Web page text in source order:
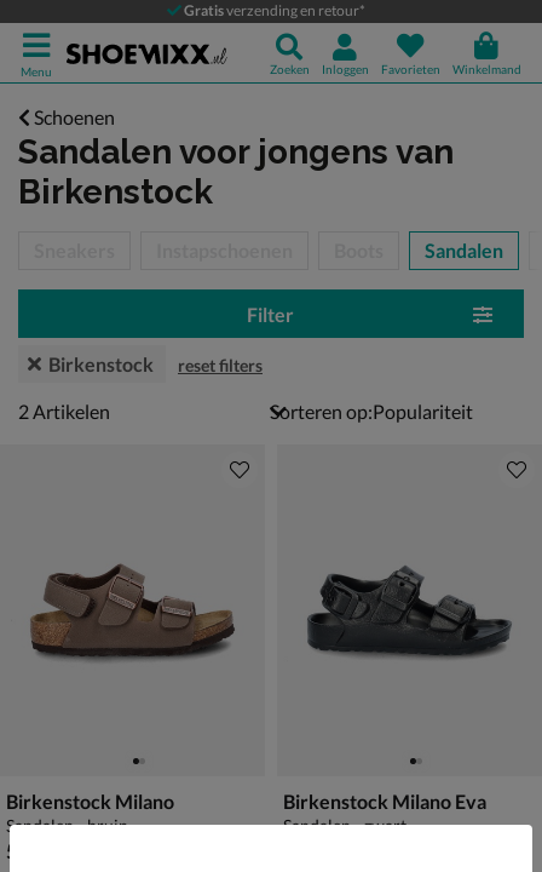
Gratisverzending en retour*
Menu Zoeken Inloggen Favorieten Winkelmand
Schoenen
Sandalen voor jongens van
Birkenstock
Sandalen
Filter
Birkenstock reset filters
2 artikelen
2Artikelen Sorteren op:
Birkenstock Milano
Sandalen - bruin
€ 59,99
59
Birkenstock Milano Eva
Sandalen - zwart